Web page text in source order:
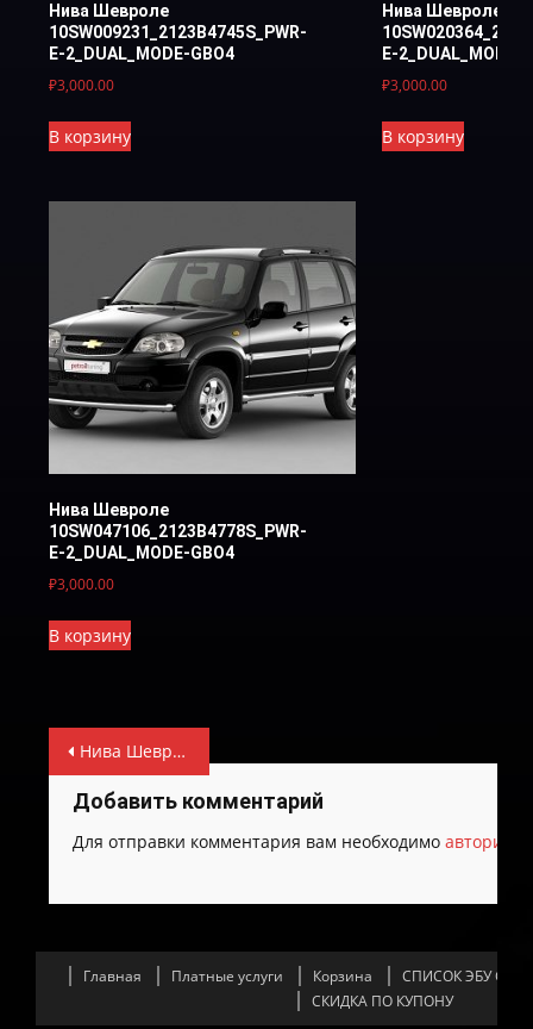
Нива Шевроле
10SW009231_2123B4745S_PWR-
Е-2_DUAL_MODE-GBO4
₽3,000.00
В корзину
Нива Шевроле
Е-2_DUAL_MODE-
₽3,000.00
В корзину
Нива Шевроле
10SW047106_2123B4778S_PWR-
Е-2_DUAL_MODE-GBO4
₽3,000.00
В корзину
Навигация
по
записям
Нива Шевроле 10SW009231_2123B4745S_PWR-Е-2_DUAL_MODE-GBO4
Добавить комментарий
Для отправки комментария вам необходимо
Главная Платные услуги Корзина
СПИСОК ЭБУ С
СКИДКА ПО КУПОНУ